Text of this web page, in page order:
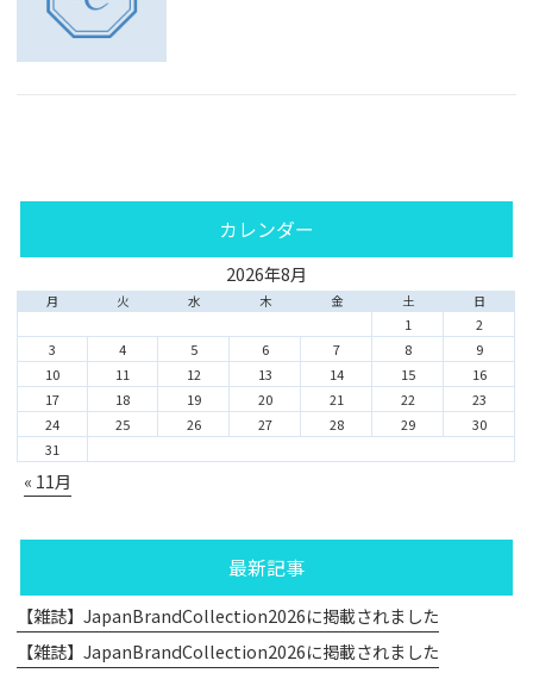
カレンダー
2026年8月
月 火 水 木 金 土 日
1
2
3
4 5 6 7 8
9
10
11 12 13 14 15
16
17
18 19 20 21 22
23
24
25 26 27 28 29
30
31
« 11月
最新記事
【雑誌】JapanBrandCollection2026に掲載されました
【雑誌】JapanBrandCollection2026に掲載されました